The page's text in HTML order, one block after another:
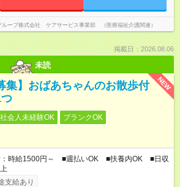
ループ株式会社 ケアサービス事業部 （医療福祉介護関連）
掲載日：2026.08.06
未読
NEW
集】おばあちゃんのお散歩付
社会人未経験OK
ブランクOK
：時給1500円～ ■週払いOK ■扶養内OK ■日収
支給あり